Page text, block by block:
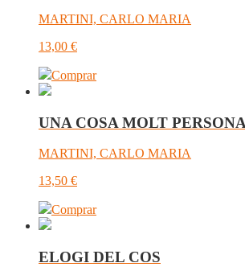
MARTINI, CARLO MARIA
13,00 €
Comprar
UNA COSA MOLT
MARTINI, CARLO MARIA
13,50 €
Comprar
ELOGI DEL COS